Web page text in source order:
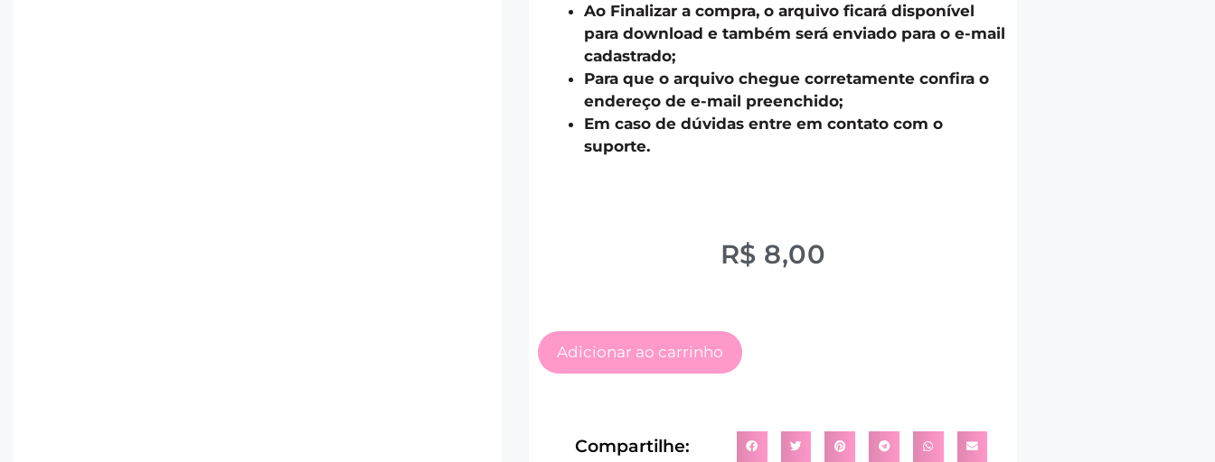
Ao Finalizar a compra, o arquivo ficará disponível
para download e também será enviado para o e-mail
cadastrado;
Para que o arquivo chegue corretamente confira o
endereço de e-mail preenchido;
Em caso de dúvidas entre em contato com o
suporte.
R$ 8,00
Adicionar ao carrinho
Compartilhe: